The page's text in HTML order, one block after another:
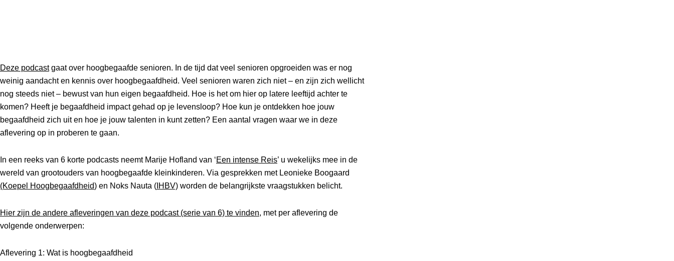
Deze podcastgaat over hoogbegaafde senioren. In de tijd dat veel senioren opgroeiden was er nog
weinig aandacht en kennis over hoogbegaafdheid. Veel senioren waren zich niet – en zijn zich wellicht
nog steeds niet – bewust van hun eigen begaafdheid. Hoe is het om hier op latere leeftijd achter te
komen? Heeft je begaafdheid impact gehad op je levensloop? Hoe kun je ontdekken hoe jouw
begaafdheid zich uit en hoe je jouw talenten in kunt zetten? Een aantal vragen waar we in deze
aflevering op in proberen te gaan.
In een reeks van 6 korte podcasts neemt Marije Hofland van ‘Een intense Reis’ u wekelijks mee in de
wereld van grootouders van hoogbegaafde kleinkinderen. Via gesprekken met Leonieke Boogaard
(Koepel Hoogbegaafdheid) en Noks Nauta ( IHBV) worden de belangrijkste vraagstukken belicht.
Hier zijn de andere afleveringen van deze podcast (serie van 6) te vinden, met per aflevering de
volgende onderwerpen:
Aflevering 1: Wat is hoogbegaafdheid